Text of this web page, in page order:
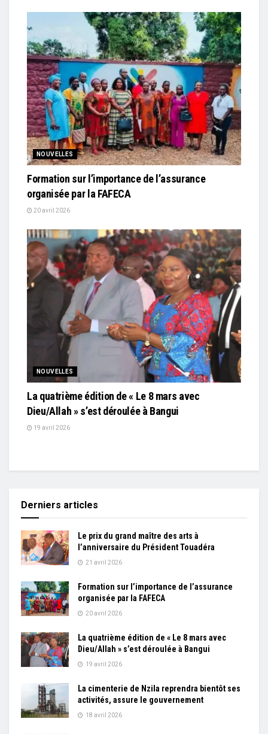
NOUVELLES
Formation sur l’importance de l’assurance
organisée par la FAFECA
20 avril 2026
NOUVELLES
La quatrième édition de « Le 8 mars avec
Dieu/Allah » s’est déroulée à Bangui
19 avril 2026
Derniers articles
Le prix du grand maître des arts à
l’anniversaire du Président Touadéra
21 avril 2026
Formation sur l’importance de l’assurance
organisée par la FAFECA
20 avril 2026
La quatrième édition de « Le 8 mars avec
Dieu/Allah » s’est déroulée à Bangui
19 avril 2026
La cimenterie de Nzila reprendra bientôt ses
activités, assure le gouvernement
18 avril 2026